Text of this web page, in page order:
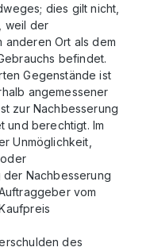
dies gilt nicht,
weil der
anderen Ort als dem
befindet.
Gegenstände ist
angemessener
zur Nachbesserung
und berechtigt. Im
Unmöglichkeit,
Nachbesserung
vom
des